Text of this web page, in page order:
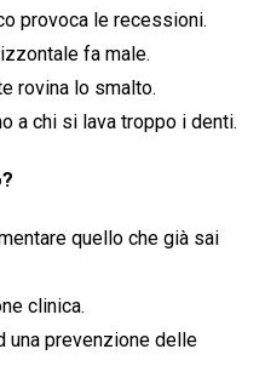
provoca le recessioni.
fa male.
rovina lo smalto.
a chi si lava troppo i denti.
quello che già sai
clinica.
una prevenzione delle